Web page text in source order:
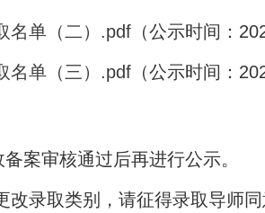
名单（二）.pdf （公示时间：
名单（三）.pdf （公示时间：
审核通过后再进行公示。
取类别，请征得录取导师同